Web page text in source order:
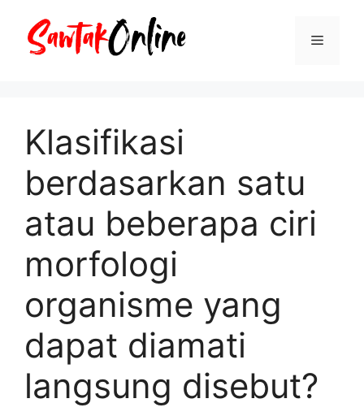
Menu
Klasifikasi
berdasarkan satu
atau beberapa ciri
morfologi
organisme yang
dapat diamati
langsung disebut?